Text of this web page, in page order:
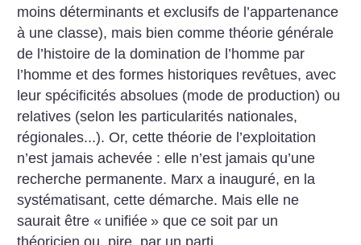
moins déterminants et exclusifs de l’appartenance
à une classe), mais bien comme théorie générale
de l’histoire de la domination de l’homme par
l’homme et des formes historiques revêtues, avec
leur spécificités absolues (mode de production) ou
relatives (selon les particularités nationales,
régionales...). Or, cette théorie de l’exploitation
n’est jamais achevée : elle n’est jamais qu’une
recherche permanente. Marx a inauguré, en la
systématisant, cette démarche. Mais elle ne
saurait être « unifiée » que ce soit par un
théoricien ou, pire, par un parti.